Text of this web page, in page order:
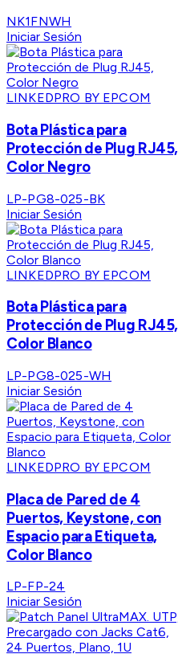
NK1FNWH
Iniciar Sesión
LINKEDPRO BY EPCOM
Bota Plástica para
Protección de Plug RJ45,
Color Negro
LP-PG8-025-BK
Iniciar Sesión
LINKEDPRO BY EPCOM
Bota Plástica para
Protección de Plug RJ45,
Color Blanco
LP-PG8-025-WH
Iniciar Sesión
LINKEDPRO BY EPCOM
Placa de Pared de 4
Puertos, Keystone, con
Espacio para Etiqueta,
Color Blanco
LP-FP-24
Iniciar Sesión